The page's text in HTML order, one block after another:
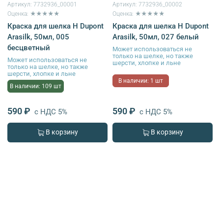
Артикул: 7732936_00001
Оценка: ★★★★★
Краска для шелка H Dupont
Arasilk, 50мл, 005
бесцветный
Может использоваться не
только на шелке, но также
шерсти, хлопке и льне
В наличии: 109 шт
590 ₽ с НДС 5%
В корзину
Артикул: 7732936_00002
Оценка: ★★★★★
Краска для шелка H Dupont
Arasilk, 50мл, 027 белый
Может использоваться не
только на шелке, но также
шерсти, хлопке и льне
В наличии: 1 шт
590 ₽ с НДС 5%
В корзину